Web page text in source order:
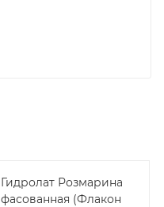
Гидролат Розмарина
фасованная (Флакон